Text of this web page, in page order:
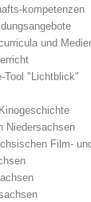
kompetenzen
und
Tool "Lichtblick"
Niedersachsen
Film-